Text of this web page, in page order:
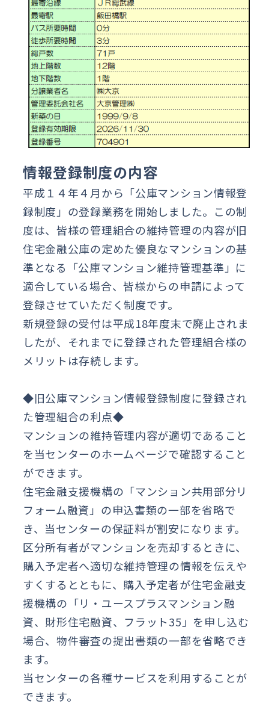
情報登録制度の内容
平成１４年４月から「公庫マンション情報登
録制度」の登録業務を開始しました。この制
度は、皆様の管理組合の維持管理の内容が旧
住宅金融公庫の定めた優良なマンションの基
準となる「公庫マンション維持管理基準」に
適合している場合、皆様からの申請によって
登録させていただく制度です。
新規登録の受付は平成18年度末で廃止されま
したが、それまでに登録された管理組合様の
メリットは存続します。
◆旧公庫マンション情報登録制度に登録され
た管理組合の利点◆
マンションの維持管理内容が適切であること
を当センターのホームページで確認すること
ができます。
住宅金融支援機構の「マンション共用部分リ
フォーム融資」の申込書類の一部を省略で
き、当センターの保証料が割安になります。
区分所有者がマンションを売却するときに、
購入予定者へ適切な維持管理の情報を伝えや
すくするとともに、購入予定者が住宅金融支
援機構の「リ・ユースプラスマンション融
資、財形住宅融資、フラット35」を申し込む
場合、物件審査の提出書類の一部を省略でき
ます。
当センターの各種サービスを利用することが
できます。